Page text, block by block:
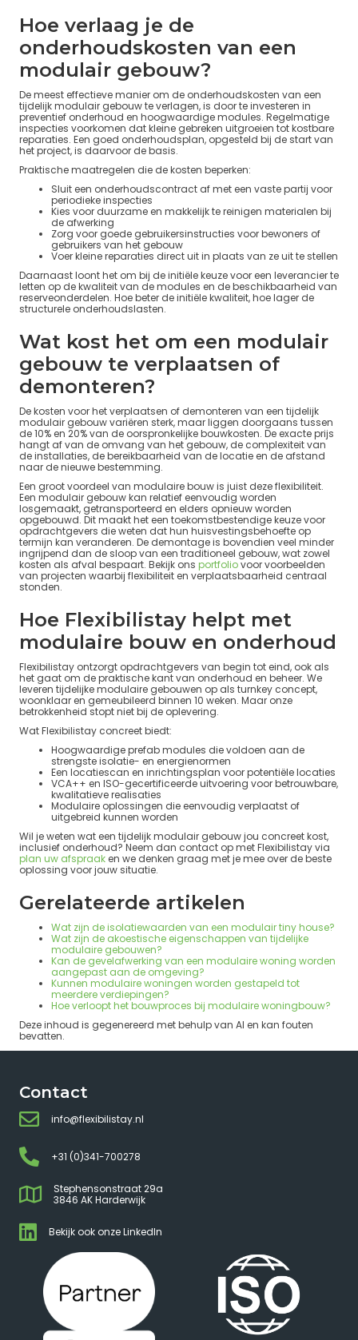
Hoe verlaag je de
onderhoudskosten van een
modulair gebouw?
De meest effectieve manier om de onderhoudskosten van een
tijdelijk modulair gebouw te verlagen, is door te investeren in
preventief onderhoud en hoogwaardige modules. Regelmatige
inspecties voorkomen dat kleine gebreken uitgroeien tot kostbare
reparaties. Een goed onderhoudsplan, opgesteld bij de start van
het project, is daarvoor de basis.
Praktische maatregelen die de kosten beperken:
Sluit een onderhoudscontract af met een vaste partij voor
periodieke inspecties
Kies voor duurzame en makkelijk te reinigen materialen bij
de afwerking
Zorg voor goede gebruikersinstructies voor bewoners of
gebruikers van het gebouw
Voer kleine reparaties direct uit in plaats van ze uit te stellen
Daarnaast loont het om bij de initiële keuze voor een leverancier te
letten op de kwaliteit van de modules en de beschikbaarheid van
reserveonderdelen. Hoe beter de initiële kwaliteit, hoe lager de
structurele onderhoudslasten.
Wat kost het om een modulair
gebouw te verplaatsen of
demonteren?
De kosten voor het verplaatsen of demonteren van een tijdelijk
modulair gebouw variëren sterk, maar liggen doorgaans tussen
de 10% en 20% van de oorspronkelijke bouwkosten. De exacte prijs
hangt af van de omvang van het gebouw, de complexiteit van
de installaties, de bereikbaarheid van de locatie en de afstand
naar de nieuwe bestemming.
Een groot voordeel van modulaire bouw is juist deze flexibiliteit.
Een modulair gebouw kan relatief eenvoudig worden
losgemaakt, getransporteerd en elders opnieuw worden
opgebouwd. Dit maakt het een toekomstbestendige keuze voor
opdrachtgevers die weten dat hun huisvestingsbehoefte op
termijn kan veranderen. De demontage is bovendien veel minder
ingrijpend dan de sloop van een traditioneel gebouw, wat zowel
kosten als afval bespaart. Bekijk ons portfoliovoor voorbeelden
van projecten waarbij flexibiliteit en verplaatsbaarheid centraal
stonden.
Hoe Flexibilistay helpt met
modulaire bouw en onderhoud
Flexibilistay ontzorgt opdrachtgevers van begin tot eind, ook als
het gaat om de praktische kant van onderhoud en beheer. We
leveren tijdelijke modulaire gebouwen op als turnkey concept,
woonklaar en gemeubileerd binnen 10 weken. Maar onze
betrokkenheid stopt niet bij de oplevering.
Wat Flexibilistay concreet biedt:
Hoogwaardige prefab modules die voldoen aan de
strengste isolatie- en energienormen
Een locatiescan en inrichtingsplan voor potentiële locaties
VCA++ en ISO-gecertificeerde uitvoering voor betrouwbare,
kwalitatieve realisaties
Modulaire oplossingen die eenvoudig verplaatst of
uitgebreid kunnen worden
Wil je weten wat een tijdelijk modulair gebouw jou concreet kost,
inclusief onderhoud? Neem dan contact op met Flexibilistay via
plan uw afspraak en we denken graag met je mee over de beste
oplossing voor jouw situatie.
Gerelateerde artikelen
Wat zijn de isolatiewaarden van een modulair tiny house?
Wat zijn de akoestische eigenschappen van tijdelijke
modulaire gebouwen?
Kan de gevelafwerking van een modulaire woning worden
aangepast aan de omgeving?
Kunnen modulaire woningen worden gestapeld tot
meerdere verdiepingen?
Hoe verloopt het bouwproces bij modulaire woningbouw?
Deze inhoud is gegenereerd met behulp van AI en kan fouten
bevatten.
Contact
info@flexibilistay.nl
+31 (0)341-700278
Stephensonstraat 29a
3846 AK Harderwijk
Bekijk ook onze LinkedIn